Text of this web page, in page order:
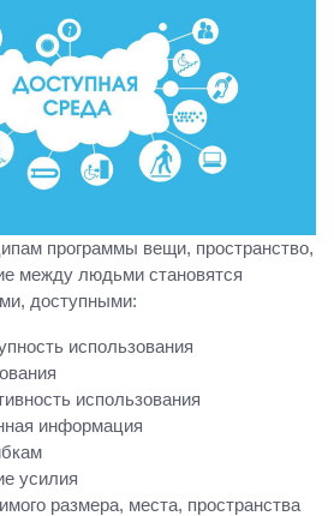
программы вещи, пространство,
между людьми становятся
доступными:
использования
использования
информация
усилия
размера, места, пространства